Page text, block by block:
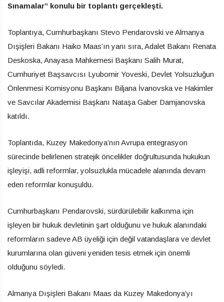
Sınamalar” konulu bir toplantı gerçekleşti.
Toplantıya, Cumhurbaşkanı Stevo Pendarovski ve Almanya
Dışişleri Bakanı Haiko Maas’ın yanı sıra, Adalet Bakanı Renata
Deskoska, Anayasa Mahkemesi Başkanı Salih Murat,
Cumhuriyet Başsavcısı Lyubomir Yoveski, Devlet Yolsuzluğun
Önlenmesi Komisyonu Başkanı Biljana İvanovska ve Hakimler
ve Savcılar Akademisi Başkanı Nataşa Gaber Damjanovska
katıldı.
Toplantıda, Kuzey Makedonya’nın Avrupa entegrasyon
sürecinde belirlenen stratejik öncelikler doğrultusunda hukukun
işleyişi, adli reformlar, yolsuzlukla mücadele alanında devam
eden reformlar konuşuldu.
Cumhurbaşkanı Pendarovski, sürdürülebilir kalkınma için
işleyen bir hukuk devletinin şart olduğunu ve hukuk alanındaki
reformların sadeve AB üyeliği için değil vatandaşlara ve devlet
kurumlarına olan güveni yeniden tesis etmek için önemli
olduğunu söyledi.
Almanya Dışişleri Bakanı Maas da Kuzey Makedonya’yı